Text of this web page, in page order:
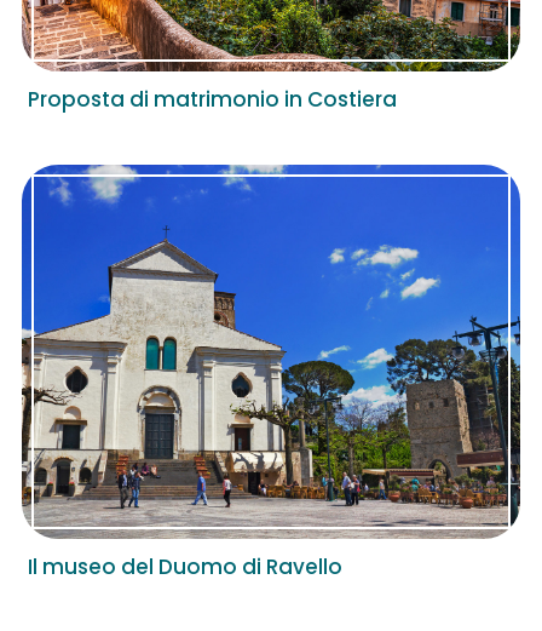
Proposta di matrimonio in Costiera
Il museo del Duomo di Ravello